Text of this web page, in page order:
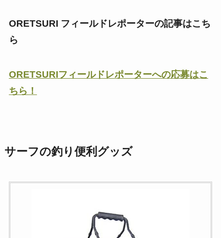
ORETSURI フィールドレポーターの記事はこち
ら
ORETSURIフィールドレポーターへの応募はこ
ちら！
サーフの釣り便利グッズ